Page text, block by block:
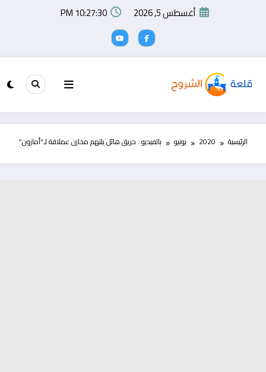
أغسطس 5, 2026 10:27:31 PM
الرئيسية 2020 يونيو بالفيديو.. حريق هائل يلتهم مخازن عملاقة لـ”أمازون”